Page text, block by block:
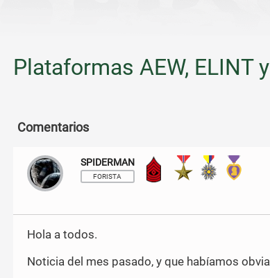
Plataformas AEW, ELINT
Comentarios
SPIDERMAN
FORISTA
Sargento Mayor
Hola a todos.
Noticia del mes pasado, y que habíamos